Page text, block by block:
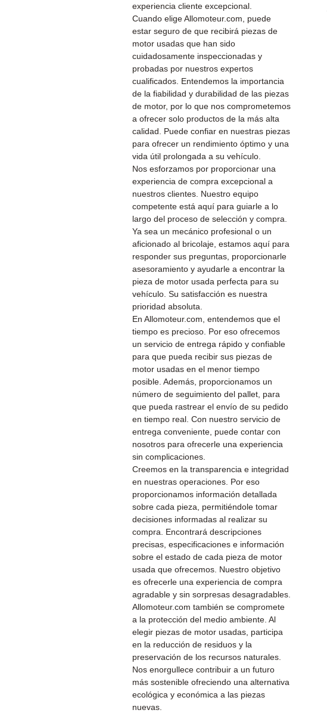
experiencia cliente excepcional.
Cuando elige Allomoteur.com, puede
estar seguro de que recibirá piezas de
motor usadas que han sido
cuidadosamente inspeccionadas y
probadas por nuestros expertos
cualificados. Entendemos la importancia
de la fiabilidad y durabilidad de las piezas
de motor, por lo que nos comprometemos
a ofrecer solo productos de la más alta
calidad. Puede confiar en nuestras piezas
para ofrecer un rendimiento óptimo y una
vida útil prolongada a su vehículo.
Nos esforzamos por proporcionar una
experiencia de compra excepcional a
nuestros clientes. Nuestro equipo
competente está aquí para guiarle a lo
largo del proceso de selección y compra.
Ya sea un mecánico profesional o un
aficionado al bricolaje, estamos aquí para
responder sus preguntas, proporcionarle
asesoramiento y ayudarle a encontrar la
pieza de motor usada perfecta para su
vehículo. Su satisfacción es nuestra
prioridad absoluta.
En Allomoteur.com, entendemos que el
tiempo es precioso. Por eso ofrecemos
un servicio de entrega rápido y confiable
para que pueda recibir sus piezas de
motor usadas en el menor tiempo
posible. Además, proporcionamos un
número de seguimiento del pallet, para
que pueda rastrear el envío de su pedido
en tiempo real. Con nuestro servicio de
entrega conveniente, puede contar con
nosotros para ofrecerle una experiencia
sin complicaciones.
Creemos en la transparencia e integridad
en nuestras operaciones. Por eso
proporcionamos información detallada
sobre cada pieza, permitiéndole tomar
decisiones informadas al realizar su
compra. Encontrará descripciones
precisas, especificaciones e información
sobre el estado de cada pieza de motor
usada que ofrecemos. Nuestro objetivo
es ofrecerle una experiencia de compra
agradable y sin sorpresas desagradables.
Allomoteur.com también se compromete
a la protección del medio ambiente. Al
elegir piezas de motor usadas, participa
en la reducción de residuos y la
preservación de los recursos naturales.
Nos enorgullece contribuir a un futuro
más sostenible ofreciendo una alternativa
ecológica y económica a las piezas
nuevas.